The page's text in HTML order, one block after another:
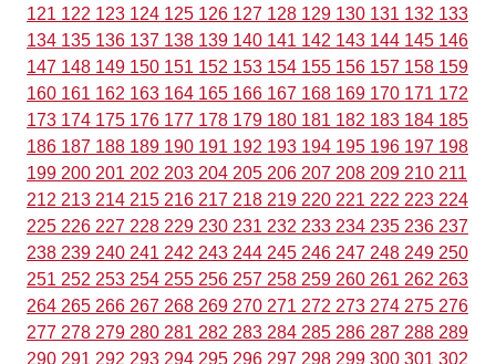
121 122 123 124 125 126 127 128 129 130 131 132 133
134 135 136 137 138 139 140 141 142 143 144 145 146
147 148 149 150 151 152 153 154 155 156 157 158 159
160 161 162 163 164 165 166 167 168 169 170 171 172
173 174 175 176 177 178 179 180 181 182 183 184 185
186 187 188 189 190 191 192 193 194 195 196 197 198
199 200 201 202 203 204 205 206 207 208 209 210 211
212 213 214 215 216 217 218 219 220 221 222 223 224
225 226 227 228 229 230 231 232 233 234 235 236 237
238 239 240 241 242 243 244 245 246 247 248 249 250
251 252 253 254 255 256 257 258 259 260 261 262 263
264 265 266 267 268 269 270 271 272 273 274 275 276
277 278 279 280 281 282 283 284 285 286 287 288 289
290 291 292 293 294 295 296 297 298 299 300 301 302